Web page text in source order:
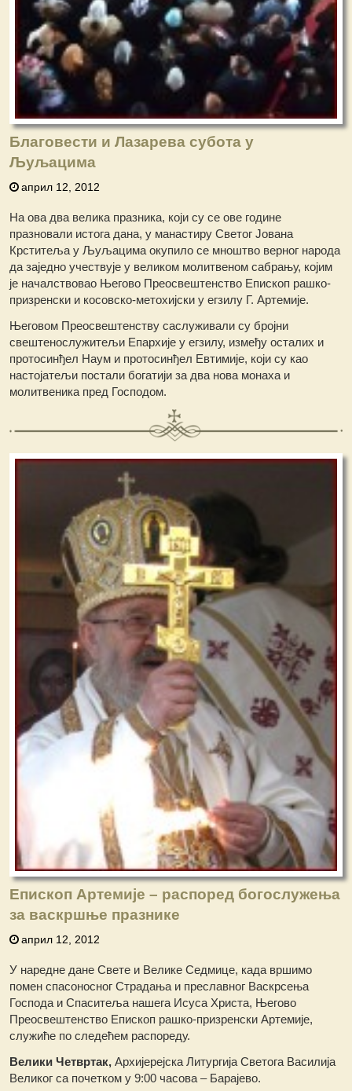
Благовести и Лазарева субота у
Љуљацима
април 12, 2012
На ова два велика празника, који су се ове године
празновали истога дана, у манастиру Светог Јована
Крститеља у Љуљацима окупило се мноштво верног народа
да заједно учествује у великом молитвеном сабрању, којим
је началствовао Његово Преосвештенство Епископ рашко-
призренски и косовско-метохијски у егзилу Г. Артемије.
Његовом Преосвештенству саслуживали су бројни
свештенослужитељи Епархије у егзилу, између осталих и
протосинђел Наум и протосинђел Евтимије, који су као
настојатељи постали богатији за два нова монаха и
молитвеника пред Господом.
Епископ Артемије – распоред богослужења
за васкршње празнике
април 12, 2012
У наредне дане Свете и Велике Седмице, када вршимо
помен спасоносног Страдања и преславног Васкрсења
Господа и Спаситеља нашега Исуса Христа, Његово
Преосвештенство Епископ рашко-призренски Артемије,
служиће по следећем распореду.
Велики Четвртак, Архијерејска Литургија Светога Василија
Великог са почетком у 9:00 часова – Барајево.